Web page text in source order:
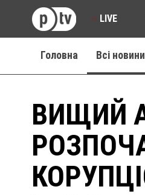
LIVE
Головна Всі новини
ВИЩИЙ